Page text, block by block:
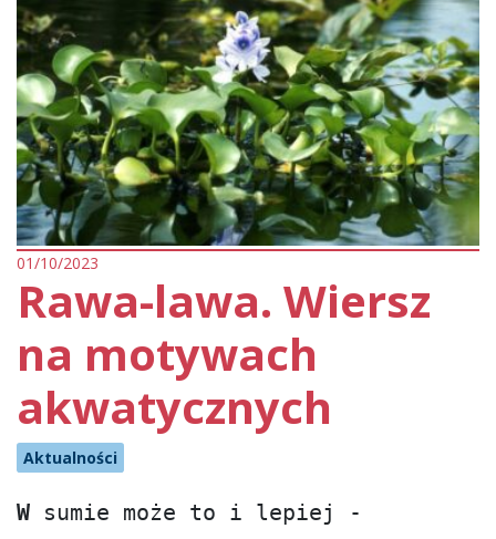
01/10/2023
Rawa-lawa. Wiersz
na motywach
akwatycznych
Aktualności
W sumie może to i lepiej -